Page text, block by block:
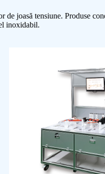
de joasă tensiune. Produse
inoxidabil.